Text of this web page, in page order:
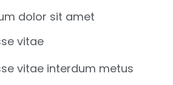
dolor sit amet
vitae
vitae interdum metus